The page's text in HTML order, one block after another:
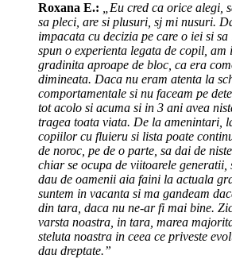
Roxana E.:
„Eu cred ca orice alegi,
sa pleci, are si plusuri, sj mi nusuri.
impacata cu decizia pe care o iei si
spun o experienta legata de copil, am
gradinita aproape de bloc, ca era
dimineata. Daca nu eram atenta la
comportamentale si nu faceam pe
tot acolo si acuma si in 3 ani avea
tragea toata viata. De la amenintari,
copiilor cu fluieru si lista poate
de noroc, pe de o parte, sa dai de
chiar se ocupa de viitoarele generatii,
dau de oamenii aia faini la actuala
suntem in vacanta si ma gandeam
din tara, daca nu ne-ar fi mai bine.
varsta noastra, in tara, marea
steluta noastra in ceea ce priveste
dau dreptate.”